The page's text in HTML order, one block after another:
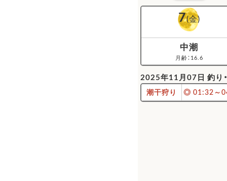
7(金)
中潮
月齢：16.6
2025年11月07日 釣り
潮干狩り ◎ 01:32～